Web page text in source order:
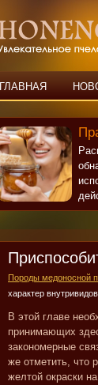
ГЛАВНАЯ
Породы медоносной
характер
В этой главе
принимающих
закономерные
же отметить, что
желтой окраски